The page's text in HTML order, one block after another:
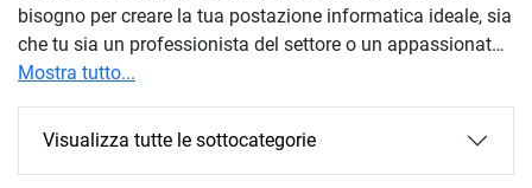
bisogno per creare la tua postazione informatica ideale, sia
che tu sia un professionista del settore o un appassionato
di tecnologia. Esplora la nostra vasta gamma di prodotti,
comprendente computer desktop, laptop, periferiche,
componenti hardware e molto altro ancora. Scegli tra
desktop potenti e personalizzabili, laptop leggeri e versatili,
Mostra tutto...
Visualizza tutte le sottocategorie